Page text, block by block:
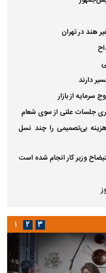
هند در تهران
دارند
سرمایه از بازار
جلسات علنی از سوی شعام
بی‌تصمیمی را چند نسل
وزیر کار انجام شده است
۱ ۲ ۳